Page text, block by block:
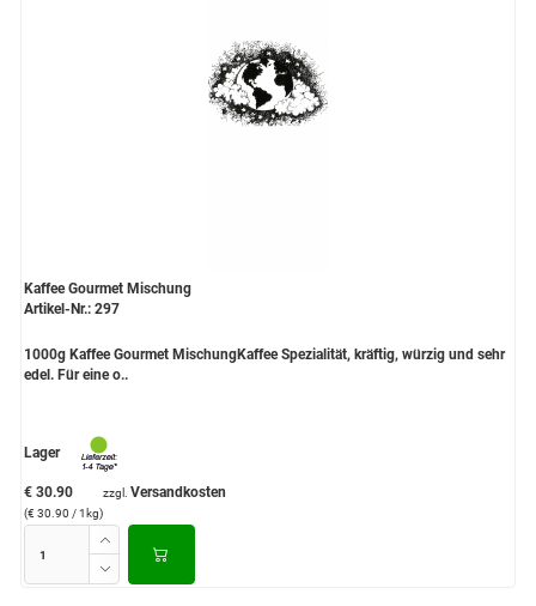
Kaffee Gourmet Mischung
Artikel-Nr.: 297
1000g Kaffee Gourmet MischungKaffee Spezialität, kräftig, würzig und sehr
edel. Für eine o..
Lager
€ 30.90
(€ 30.90 / 1kg)
zzgl. Versandkosten